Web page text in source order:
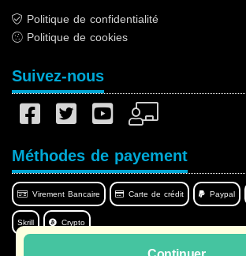
Politique de confidentialité
Politique de cookies
Suivez-nous
Méthodes de payement
Virement Bancaire Carte de crédit Paypal
Skrill Crypto